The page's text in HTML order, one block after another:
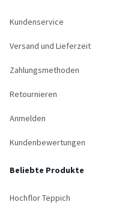
Kundenservice
Versand und Lieferzeit
Zahlungsmethoden
Retournieren
Anmelden
Kundenbewertungen
Beliebte Produkte
Hochflor Teppich